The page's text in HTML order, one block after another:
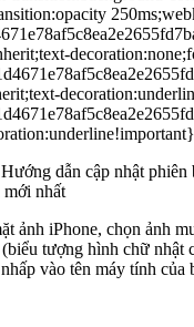
Hướng dẫn cập nhật
nhất
ảnh iPhone, chọn ảnh
tượng hình chữ nhật
vào tên máy tính của